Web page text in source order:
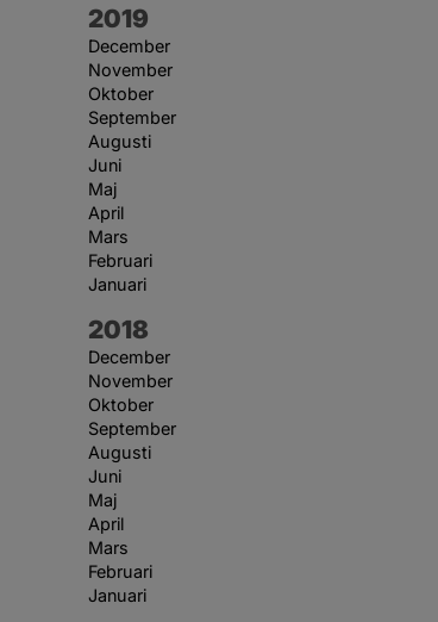
År:
2019
December
November
Oktober
September
Augusti
Juni
Maj
April
Mars
Februari
Januari
År:
2018
December
November
Oktober
September
Augusti
Juni
Maj
April
Mars
Februari
Januari